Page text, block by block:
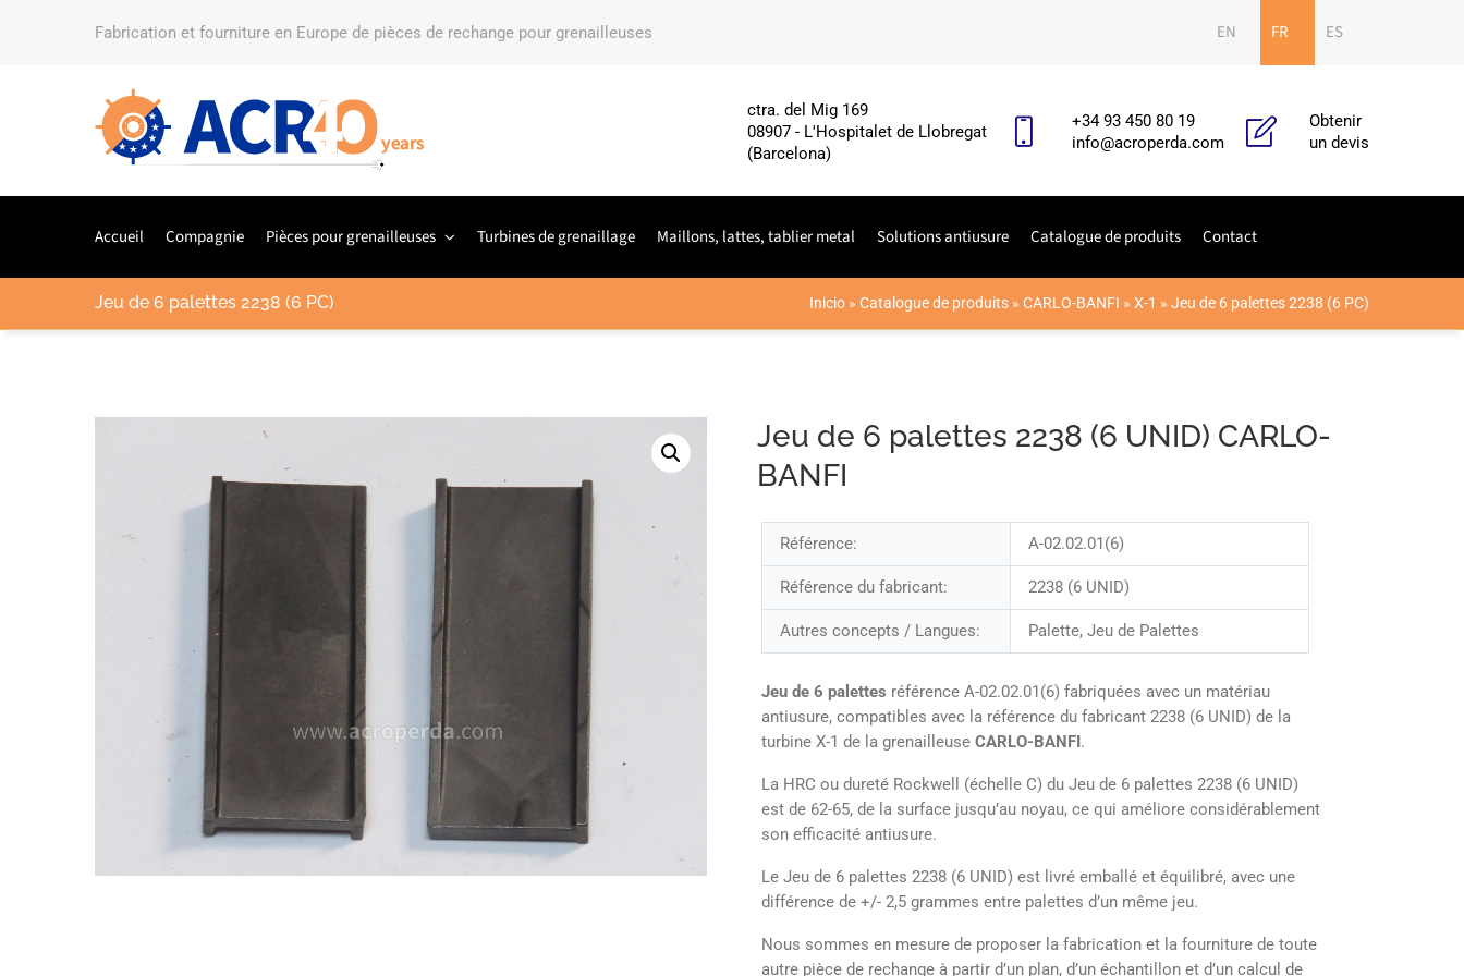
Fabrication et fourniture en Europe de pièces de rechange pour grenailleuses EN FR ES
ctra. del Mig 169
08907 - L'Hospitalet de Llobregat
(Barcelona)
+34 93 450 80 19
info@acroperda.com
Obtenir
un devis
Accueil Compagnie Pièces pour grenailleuses Turbines de grenaillage Maillons, lattes, tablier metal Solutions antiusure Catalogue de produits Contact
Jeu de 6 palettes 2238 (6 PC) Inicio » Catalogue de produits » CARLO-BANFI » X-1 » Jeu de 6 palettes 2238 (6 PC)
Jeu de 6 palettes 2238 (6 UNID) CARLO-
BANFI
Référence: A-02.02.01(6)
Référence du fabricant: 2238 (6 UNID)
Autres concepts / Langues: Palette, Jeu de Palettes
Jeu de 6 palettes référence A-02.02.01(6) fabriquées avec un matériau
antiusure, compatibles avec la référence du fabricant 2238 (6 UNID) de la
turbine X-1 de la grenailleuseCARLO-BANFI.
La HRC ou dureté Rockwell (échelle C) du Jeu de 6 palettes 2238 (6 UNID)
est de 62-65, de la surface jusqu’au noyau, ce qui améliore considérablement
son efficacité antiusure.
Le Jeu de 6 palettes 2238 (6 UNID) est livré emballé et équilibré, avec une
différence de +/- 2,5 grammes entre palettes d’un même jeu.
Nous sommes en mesure de proposer la fabrication et la fourniture de toute
autre pièce de rechange à partir d’un plan, d’un échantillon et d’un calcul de